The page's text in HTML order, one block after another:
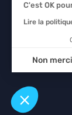
C'est OK
Lire la
Non merci
Plateforme
Notre